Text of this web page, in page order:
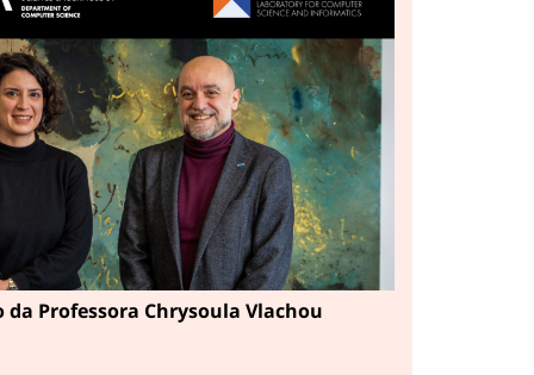
da Professora Chrysoula Vlachou